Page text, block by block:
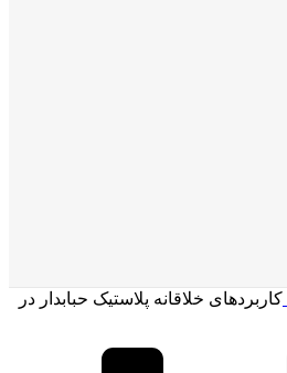
کاربردهای خلاقانه پلاستیک حبابدار در